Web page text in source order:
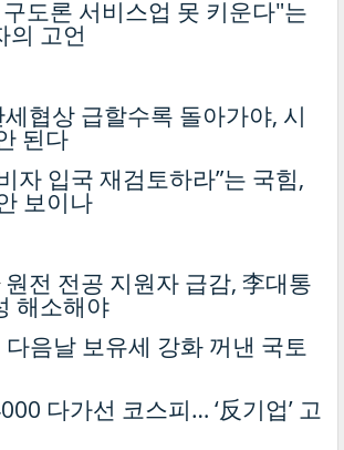
도론 서비스업 못 키운다"는
의 고언
세협상 급할수록 돌아가야, 시
된다
자 입국 재검토하라”는 국힘,
보이나
원전 전공 지원자 급감, 李대통
해소해야
다음날 보유세 강화 꺼낸 국토
다가선 코스피… ‘反기업’ 고